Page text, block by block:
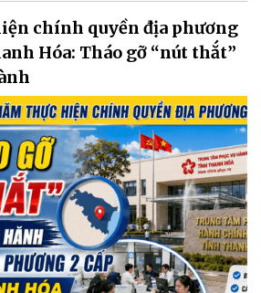
chính quyền địa phương
Hóa: Tháo gỡ “nút thắt”